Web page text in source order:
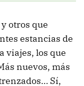
otros que
estancias de
viajes, los que
nuevos, más
Sí,